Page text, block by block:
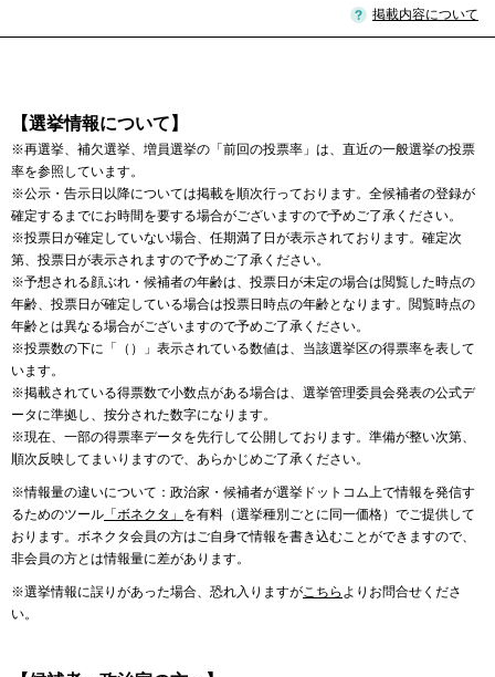
掲載内容について
【選挙情報について】
※再選挙、補欠選挙、増員選挙の「前回の投票率」は、直近の一般選挙の投票
率を参照しています。
※公示・告示日以降については掲載を順次行っております。全候補者の登録が
確定するまでにお時間を要する場合がございますので予めご了承ください。
※投票日が確定していない場合、任期満了日が表示されております。確定次
第、投票日が表示されますので予めご了承ください。
※予想される顔ぶれ・候補者の年齢は、投票日が未定の場合は閲覧した時点の
年齢、投票日が確定している場合は投票日時点の年齢となります。閲覧時点の
年齢とは異なる場合がございますので予めご了承ください。
※投票数の下に「（）」表示されている数値は、当該選挙区の得票率を表して
います。
※掲載されている得票数で小数点がある場合は、選挙管理委員会発表の公式デ
ータに準拠し、按分された数字になります。
※現在、一部の得票率データを先行して公開しております。準備が整い次第、
順次反映してまいりますので、あらかじめご了承ください。
※情報量の違いについて：政治家・候補者が選挙ドットコム上で情報を発信す
るためのツール 「ボネクタ」 を有料（選挙種別ごとに同一価格）でご提供して
おります。ボネクタ会員の方はご自身で情報を書き込むことができますので、
非会員の方とは情報量に差があります。
※選挙情報に誤りがあった場合、恐れ入りますがこちら よりお問合せくださ
い。